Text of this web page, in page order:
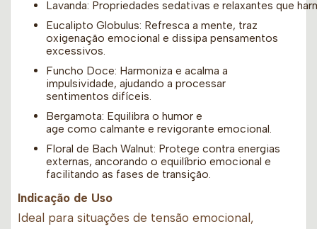
Lavanda: Propriedades sedativas e relaxantes que
Eucalipto Globulus: Refresca a mente, traz
oxigenação emocional e dissipa pensamentos
excessivos.
Funcho Doce: Harmoniza e acalma a
impulsividade, ajudando a processar
sentimentos difíceis.
Bergamota: Equilibra o humor e
age como calmante e revigorante emocional.
Floral de Bach Walnut: Protege contra energias
externas, ancorando o equilíbrio emocional e
facilitando as fases de transição.
Indicação de Uso
Ideal para situações de tensão emocional,